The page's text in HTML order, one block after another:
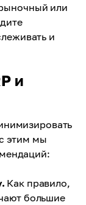
или
и
и
этим мы
Как правило,
большие